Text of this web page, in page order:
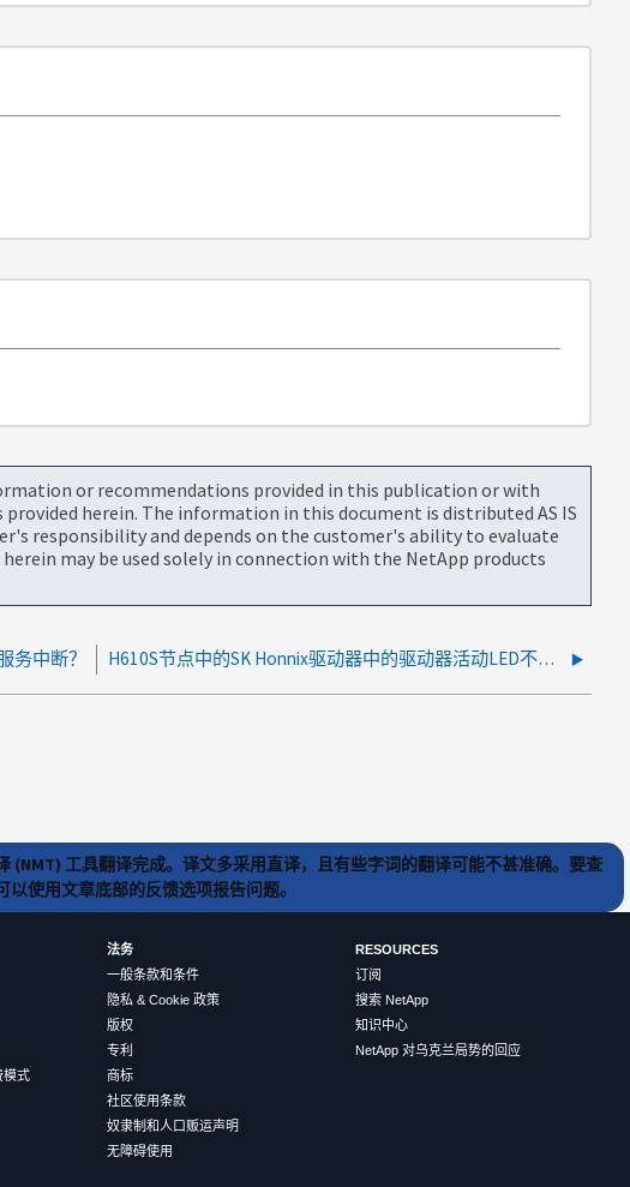
or recommendations provided in this publication or with
herein. The information in this document is distributed AS IS
responsibility and depends on the customer's ability to evaluate
may be used solely in connection with the NetApp products
务中断？ H610S节点中的SK Honnix驱动器中的驱动器活动LED不会亮起或闪烁
工具翻译完成。译文多采用直译，且有些字词的翻译可能不甚准确。要查
使用文章底部的反馈选项报告问题。
模式
法务
一般条款和条件
隐私 & Cookie 政策
版权
专利
商标
社区使用条款
奴隶制和人口贩运声明
无障碍使用
RESOURCES
订阅
搜索 NetApp
知识中心
NetApp 对乌克兰局势的回应